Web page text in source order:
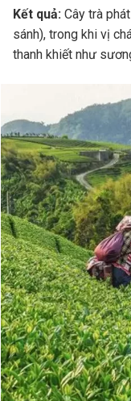
Kết quả: Cây trà
sánh), trong khi vị
thanh khiết như